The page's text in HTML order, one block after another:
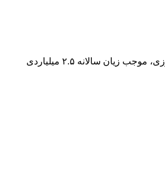
در یکی از نشست‌های مشترک کشورهای عضو بریکس در حوزه کشاورزی، نتایج پژوهشی منتشر شده که بر اساس آن دستکاری قیمتی واسطه‌های محصولات کشاورزی، موجب زیان سالانه ۲.۵ میلیاردی